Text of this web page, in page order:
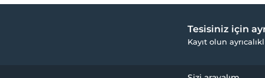
Tesisiniz için
Kayıt olun